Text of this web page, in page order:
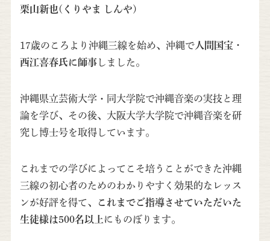
栗山新也(くりやま しんや)
17歳のころより沖縄三線を始め、沖縄で人間国宝・
西江喜春氏に師事しました。
沖縄県立芸術大学・同大学院で沖縄音楽の実技と理
論を学び、その後、大阪大学大学院で沖縄音楽を研
究し博士号を取得しています。
これまでの学びによってこそ培うことができた沖縄
三線の初心者のためのわかりやすく効果的なレッス
ンが好評を得て、
これまでご指導させていただいた
生徒様は500名以上 にものぼります。